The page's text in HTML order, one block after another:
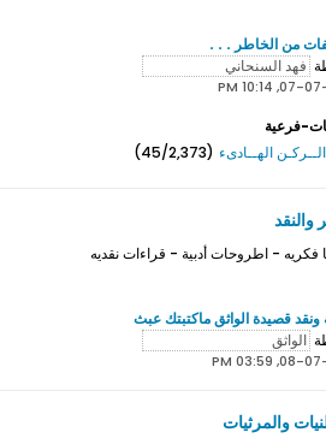
من الخاطر . . .
07-07-2018,
فرعية
الــركـن الهــادىء (45/2,373)
والنقد
فكريه - اطروحات أدبية - قراءات نقديه
ونقد قصيدة الواثق ماكتبتك عبث
08-07-2015,
والمرثيات